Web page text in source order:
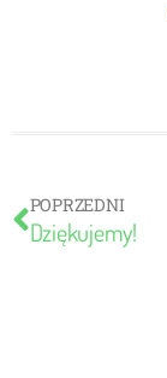
POPRZEDNI
Dziękujemy!